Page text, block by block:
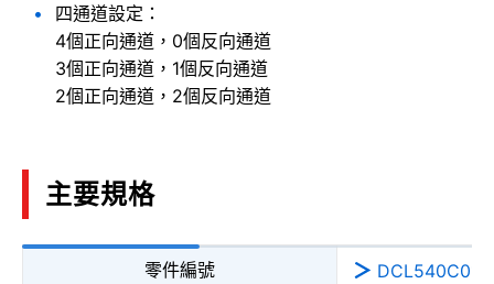
四通道設定：
4個正向通道，0個反向通道
3個正向通道，1個反向通道
2個正向通道，2個反向通道
主要規格
零件編號 DCL540C01A